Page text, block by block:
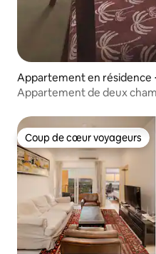
Appartement en résidence
Appartement de deux
Coup de cœur voyageurs
Coup de cœur voyageurs